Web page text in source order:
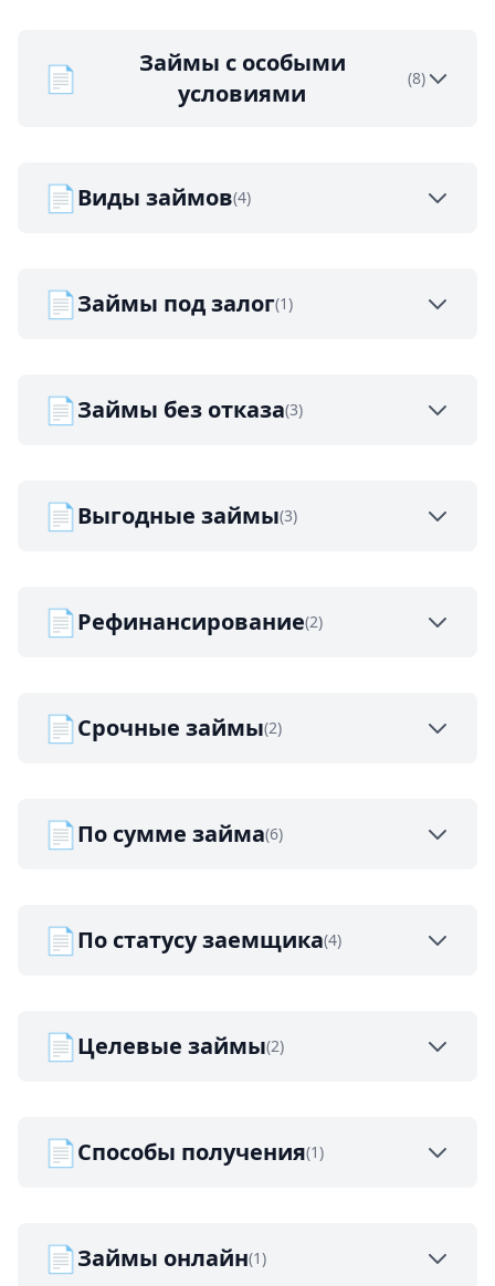
📄
Займы с особыми
условиями
(8)
📄Виды займов(4)
📄Займы под залог(1)
📄Займы без отказа(3)
📄Выгодные займы(3)
📄Рефинансирование(2)
📄Срочные займы(2)
📄По сумме займа(6)
📄По статусу заемщика(4)
📄Целевые займы(2)
📄Способы получения(1)
📄Займы онлайн(1)